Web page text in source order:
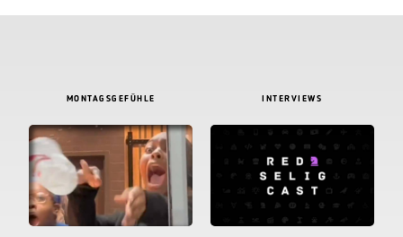
MONTAGSGEFÜHLE INTERVIEWS